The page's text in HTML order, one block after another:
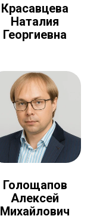
Красавцева
Наталия
Георгиевна
Голощапов
Алексей
Михайлович